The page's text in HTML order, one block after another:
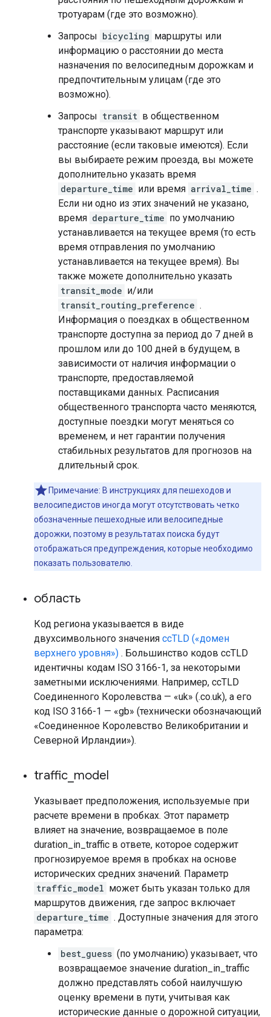
тротуарам (где это возможно).
Запросы bicycling маршруты или
информацию о расстоянии до места
назначения по велосипедным дорожкам и
предпочтительным улицам (где это
возможно).
Запросы transit в общественном
транспорте указывают маршрут или
расстояние (если таковые имеются). Если
вы выбираете режим проезда, вы можете
дополнительно указать время
departure_time или время arrival_time .
Если ни одно из этих значений не указано,
время departure_time по умолчанию
устанавливается на текущее время (то есть
время отправления по умолчанию
устанавливается на текущее время). Вы
также можете дополнительно указать
transit_mode и/или
transit_routing_preference .
Информация о поездках в общественном
транспорте доступна за период до 7 дней в
прошлом или до 100 дней в будущем, в
зависимости от наличия информации о
транспорте, предоставляемой
поставщиками данных. Расписания
общественного транспорта часто меняются,
доступные поездки могут меняться со
временем, и нет гарантии получения
стабильных результатов для прогнозов на
длительный срок.
Примечание: В инструкциях для пешеходов и
велосипедистов иногда могут отсутствовать четко
обозначенные пешеходные или велосипедные
дорожки, поэтому в результатах поиска будут
отображаться предупреждения, которые необходимо
показать пользователю.
область
Код региона указывается в виде
двухсимвольного значения ccTLD («домен
верхнего уровня») . Большинство кодов ccTLD
идентичны кодам ISO 3166-1, за некоторыми
заметными исключениями. Например, ccTLD
Соединенного Королевства — «uk» (.co.uk), а его
код ISO 3166-1 — «gb» (технически обозначающий
«Соединенное Королевство Великобритании и
Северной Ирландии»).
traffic model
Указывает предположения, используемые при
расчете времени в пробках. Этот параметр
влияет на значение, возвращаемое в поле
duration_in_traffic в ответе, которое содержит
прогнозируемое время в пробках на основе
исторических средних значений. Параметр
traffic_model может быть указан только для
маршрутов движения, где запрос включает
departure_time . Доступные значения для этого
параметра:
best_guess (по умолчанию) указывает, что
возвращаемое значение duration_in_traffic
должно представлять собой наилучшую
оценку времени в пути, учитывая как
исторические данные о дорожной ситуации,